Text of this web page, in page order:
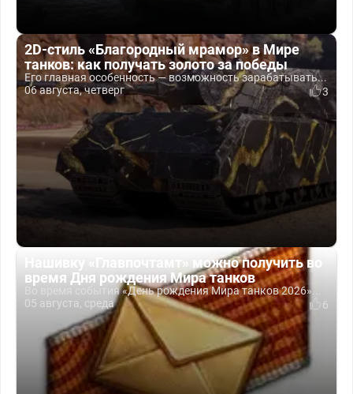
2D-стиль «Благородный мрамор» в Мире
танков: как получать золото за победы
Его главная особенность — возможность зарабатывать...
06 августа, четверг
3
Нашивку «Главпочтамт» можно получить во
время Дня рождения Мира танков
Во время события «День рождения Мира танков 2026»...
05 августа, среда
6